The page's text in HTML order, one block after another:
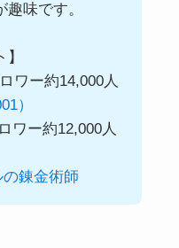
味です。
ワー約14,000人
）
ワー約12,000人
の錬金術師